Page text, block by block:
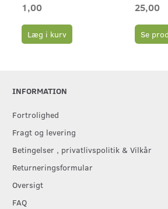
1,00
Læg i kurv
25,00
Se
INFORMATION
Fortrolighed
Fragt og levering
Betingelser , privatlivspolitik & Vilkår
Returneringsformular
Oversigt
FAQ